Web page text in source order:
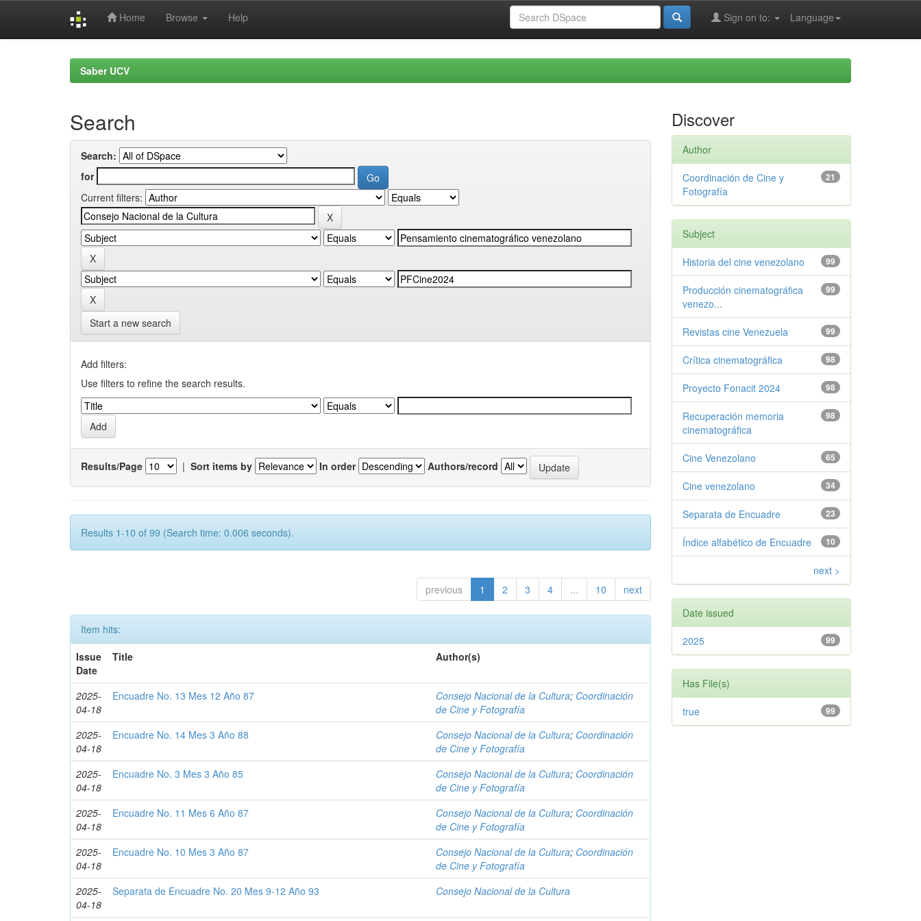
Home Browse Help Language
Sign on to:
Saber UCV
Search
Search:
for
Current filters:
Start a new search
Add filters:
Use filters to refine the search results.
Results/Page | Sort items by In order Authors/record
Results 1-10 of 99 (Search time: 0.006 seconds).
previous 1 2 3 4 ... 10 next
Item hits:
Issue
Date
Title Author(s)
2025-
04-18
Encuadre No. 13 Mes 12 Año 87 Consejo Nacional de la Cultura; Coordinación
de Cine y Fotografía
2025-
04-18
Encuadre No. 14 Mes 3 Año 88 Consejo Nacional de la Cultura; Coordinación
de Cine y Fotografía
2025-
04-18
Encuadre No. 3 Mes 3 Año 85 Consejo Nacional de la Cultura; Coordinación
de Cine y Fotografía
2025-
04-18
Encuadre No. 11 Mes 6 Año 87 Consejo Nacional de la Cultura; Coordinación
de Cine y Fotografía
2025-
04-18
Encuadre No. 10 Mes 3 Año 87 Consejo Nacional de la Cultura; Coordinación
de Cine y Fotografía
2025-
04-18
Separata de Encuadre No. 20 Mes 9-12 Año 93 Consejo Nacional de la Cultura
Discover
Author
21
Coordinación de Cine y
Fotografía
Subject
99
Historia del cine venezolano
99
Producción cinematográfica
venezo...
99
Revistas cine Venezuela
98
Crítica cinematográfica
98
Proyecto Fonacit 2024
98
Recuperación memoria
cinematográfica
65
Cine Venezolano
34
Cine venezolano
23
Separata de Encuadre
10
Índice alfabético de Encuadre
next >
Date issued
99
2025
Has File(s)
99
true